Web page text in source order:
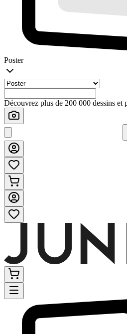
Poster
Découvrez plus de 200 000 dessins et